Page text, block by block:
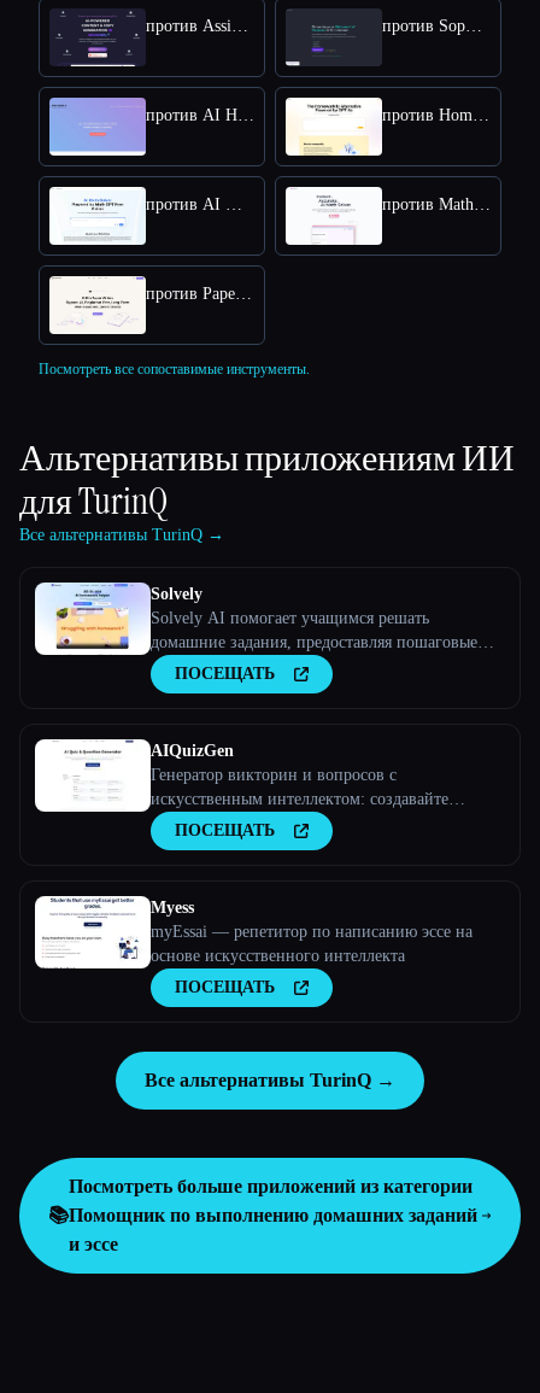
против AssignmentGPT AI против SopCreator
против AI Homework Helper - Apex Vision AI против Homeworkify.im : Master Homework with GPT-4o
против AI Math Solver Powered by Math GPT Free Online против Math AI
против PaperGen
Посмотреть все сопоставимые инструменты.
Альтернативы приложениям ИИ
дляTurinQ
Все альтернативы TurinQ →
Solvely
Solvely AI помогает учащимся решать
домашние задания, предоставляя пошаговые
объяснения по таким предметам, как
математика, естественные науки, гуманитарные
ПОСЕЩАТЬ
AIQuizGen
Генератор викторин и вопросов с
искусственным интеллектом: создавайте
разнообразные высококачественные тесты за
считанные минуты. Наш генератор викторин с
безошибочные оценки, п
ПОСЕЩАТЬ
Myess
myEssai — репетитор по написанию эссе на
основе искусственного интеллекта
ПОСЕЩАТЬ
Все альтернативы TurinQ →
📚
Посмотреть больше приложений из категории
Помощник по выполнению домашних заданий
и эссе